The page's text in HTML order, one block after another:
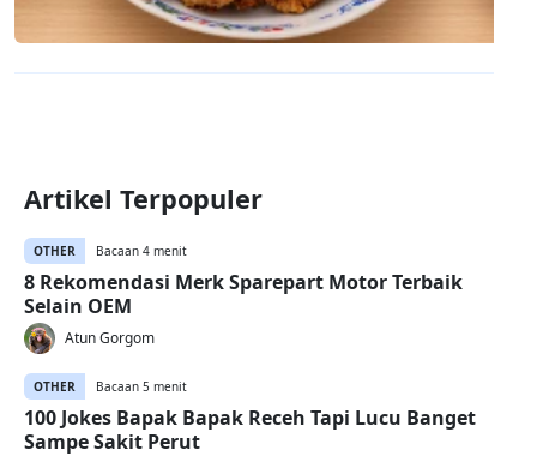
Artikel Terpopuler
OTHER Bacaan 4 menit
8 Rekomendasi Merk Sparepart Motor Terbaik
Selain OEM
Atun Gorgom
OTHER Bacaan 5 menit
100 Jokes Bapak Bapak Receh Tapi Lucu Banget
Sampe Sakit Perut